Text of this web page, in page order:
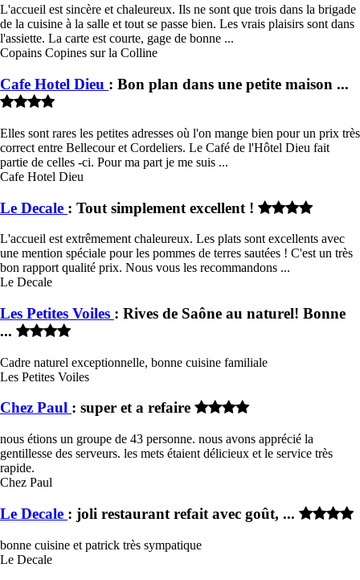
L'accueil est sincère et chaleureux. Ils ne sont que trois dans la brigade
de la cuisine à la salle et tout se passe bien. Les vrais plaisirs sont dans
l'assiette. La carte est courte, gage de bonne ...
Copains Copines sur la Colline
Cafe Hotel Dieu : Bon plan dans une petite maison ...
Elles sont rares les petites adresses où l'on mange bien pour un prix très
correct entre Bellecour et Cordeliers. Le Café de l'Hôtel Dieu fait
partie de celles -ci. Pour ma part je me suis ...
Cafe Hotel Dieu
Le Decale : Tout simplement excellent !
L'accueil est extrêmement chaleureux. Les plats sont excellents avec
une mention spéciale pour les pommes de terres sautées ! C'est un très
bon rapport qualité prix. Nous vous les recommandons ...
Le Decale
Les Petites Voiles : Rives de Saône au naturel! Bonne
...
Cadre naturel exceptionnelle, bonne cuisine familiale
Les Petites Voiles
Chez Paul : super et a refaire
nous étions un groupe de 43 personne. nous avons apprécié la
gentillesse des serveurs. les mets étaient délicieux et le service très
rapide.
Chez Paul
Le Decale : joli restaurant refait avec goût, ...
bonne cuisine et patrick très sympatique
Le Decale